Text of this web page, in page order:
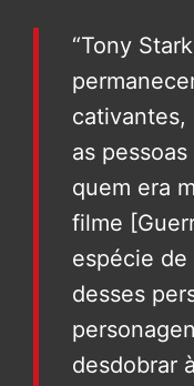
“Tony
cativantes,
as
quem era
filme
espécie de
desses
desdobrar